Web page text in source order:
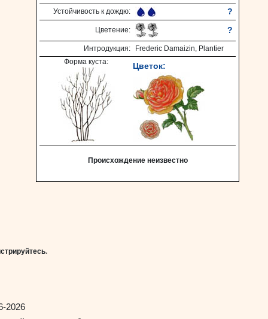
Устойчивость к дождю: ?
Цветение: ?
Интродукция:
Frederic Damaizin, Plantier
Форма куста:
Цветок:
Происхождение неизвестно
.
2026